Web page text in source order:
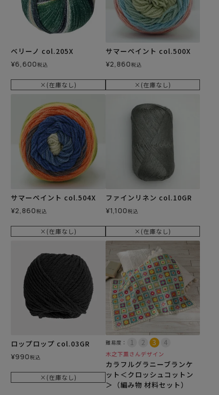
ベリーノ col.205X
¥6,600税込
×(在庫なし)
サマーペイント col.500X
¥2,860税込
×(在庫なし)
サマーペイント col.504X
¥2,860税込
×(在庫なし)
ファインリネン col.10GR
¥1,100税込
×(在庫なし)
ロップロップ col.03GR
¥990税込
×(在庫なし)
難易度：
木之下薫さんデザイン
カラフルグラニーブランケ
ット＜クロッシュコットン
＞（編み物 材料セット）